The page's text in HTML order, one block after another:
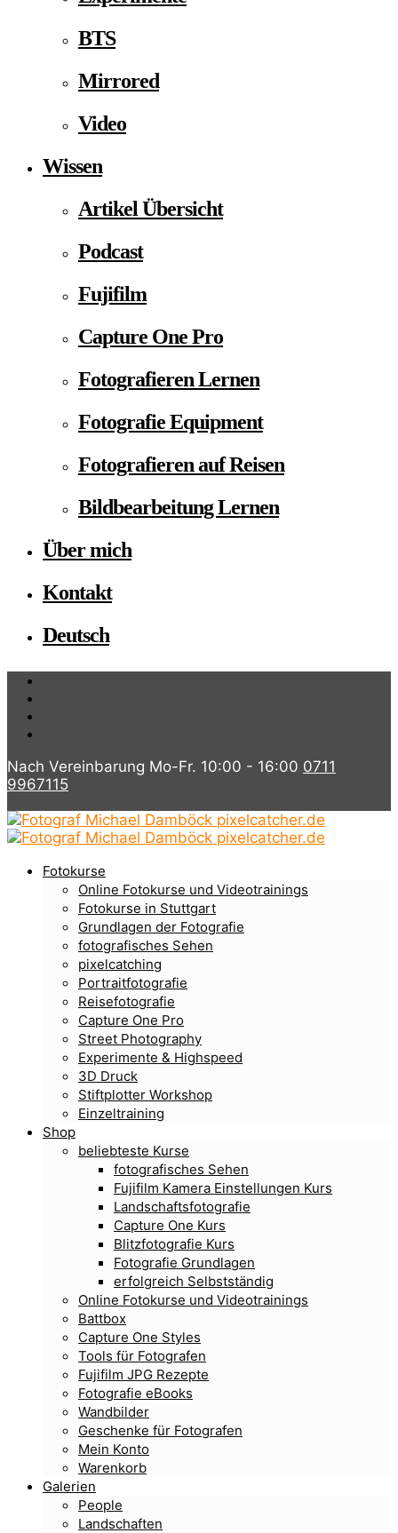
BTS
Mirrored
Video
Wissen
Artikel Übersicht
Podcast
Fujifilm
Capture One Pro
Fotografieren Lernen
Fotografie Equipment
Fotografieren auf Reisen
Bildbearbeitung Lernen
Über mich
Kontakt
Deutsch
Nach Vereinbarung Mo-Fr. 10:00 - 16:00 0711
9967115
Fotokurse
Online Fotokurse und Videotrainings
Fotokurse in Stuttgart
Grundlagen der Fotografie
fotografisches Sehen
pixelcatching
Portraitfotografie
Reisefotografie
Capture One Pro
Street Photography
Experimente & Highspeed
3D Druck
Stiftplotter Workshop
Einzeltraining
Shop
beliebteste Kurse
fotografisches Sehen
Fujifilm Kamera Einstellungen Kurs
Landschaftsfotografie
Capture One Kurs
Blitzfotografie Kurs
Fotografie Grundlagen
erfolgreich Selbstständig
Online Fotokurse und Videotrainings
Battbox
Capture One Styles
Tools für Fotografen
Fujifilm JPG Rezepte
Fotografie eBooks
Wandbilder
Geschenke für Fotografen
Mein Konto
Warenkorb
Galerien
People
Landschaften